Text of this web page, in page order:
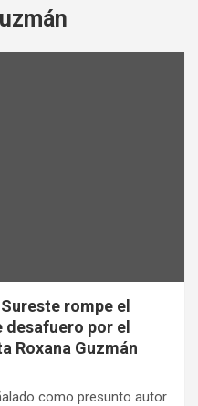
rompe el
por el
Roxana Guzmán
como presunto autor